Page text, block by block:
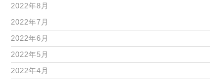
2022年8月
2022年7月
2022年6月
2022年5月
2022年4月